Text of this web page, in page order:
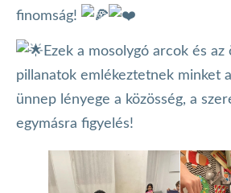
finomság!
Ezek a mosolygó arcok és
pillanatok emlékeztetnek minket
ünnep lényege a közösség, a
egymásra figyelés!